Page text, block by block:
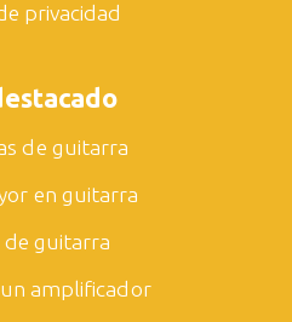
privacidad
de guitarra
en guitarra
de guitarra
amplificador